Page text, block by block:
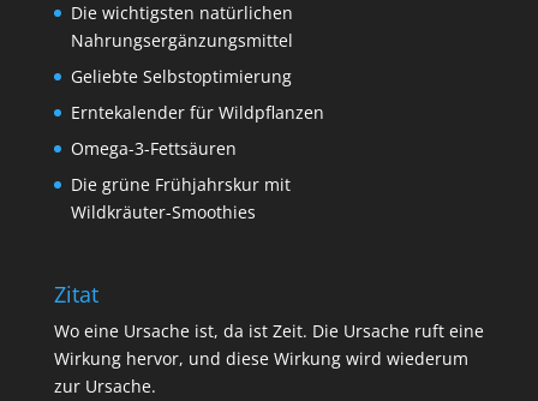
Die wichtigsten natürlichen
Nahrungsergänzungsmittel
Geliebte Selbstoptimierung
Erntekalender für Wildpflanzen
Omega-3-Fettsäuren
Die grüne Frühjahrskur mit
Wildkräuter-Smoothies
Zitat
Wo eine Ursache ist, da ist Zeit. Die Ursache ruft eine
Wirkung hervor, und diese Wirkung wird wiederum
zur Ursache.